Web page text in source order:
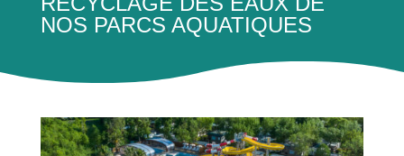
NOS PARCS AQUATIQUES